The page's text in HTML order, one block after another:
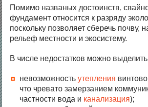
Помимо названых достоинств,
фундамент относится к разряду
поскольку позволяет сберечь почву,
рельеф местности и экосистему.
В числе недостатков можно
невозможность утепления
что чревато замерзанием
частности вода и канализация);